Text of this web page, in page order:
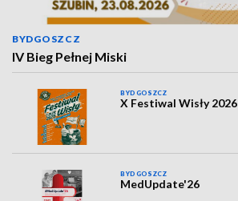
BYDGOSZCZ
IV Bieg Pełnej Miski
BYDGOSZCZ
X Festiwal Wisły 2026
BYDGOSZCZ
MedUpdate'26